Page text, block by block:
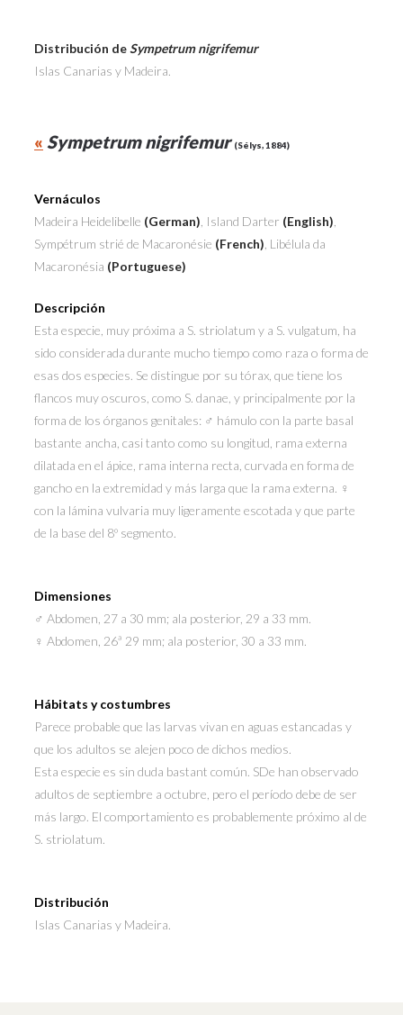
Distribución deSympetrum nigrifemur
Islas Canarias y Madeira.
« Sympetrum nigrifemur (Sélys, 1884)
Vernáculos
Madeira Heidelibelle (German) , Island Darter (English)
Sympétrum strié de Macaronésie (French) , Libélula da
Macaronésia (Portuguese)
Descripción
Esta especie, muy próxima a S. striolatum y a S. vulgatum, ha
sido considerada durante mucho tiempo como raza o forma de
esas dos especies. Se distingue por su tórax, que tiene los
flancos muy oscuros, como S. danae, y principalmente por la
forma de los órganos genitales: ♂ hámulo con la parte basal
bastante ancha, casi tanto como su longitud, rama externa
dilatada en el ápice, rama interna recta, curvada en forma de
gancho en la extremidad y más larga que la rama externa. ♀
con la lámina vulvaria muy ligeramente escotada y que parte
de la base del 8º segmento.
Dimensiones
♂ Abdomen, 27 a 30 mm; ala posterior, 29 a 33 mm.
♀ Abdomen, 26ª 29 mm; ala posterior, 30 a 33 mm.
Hábitats y costumbres
Parece probable que las larvas vivan en aguas estancadas y
que los adultos se alejen poco de dichos medios.
Esta especie es sin duda bastant común. SDe han observado
adultos de septiembre a octubre, pero el período debe de ser
más largo. El comportamiento es probablemente próximo al de
S. striolatum.
Distribución
Islas Canarias y Madeira.